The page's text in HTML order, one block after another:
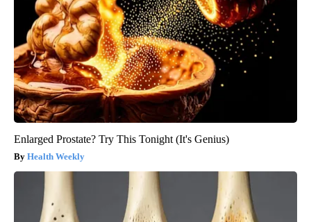
Enlarged Prostate? Try This Tonight (It's Genius)
Health Weekly